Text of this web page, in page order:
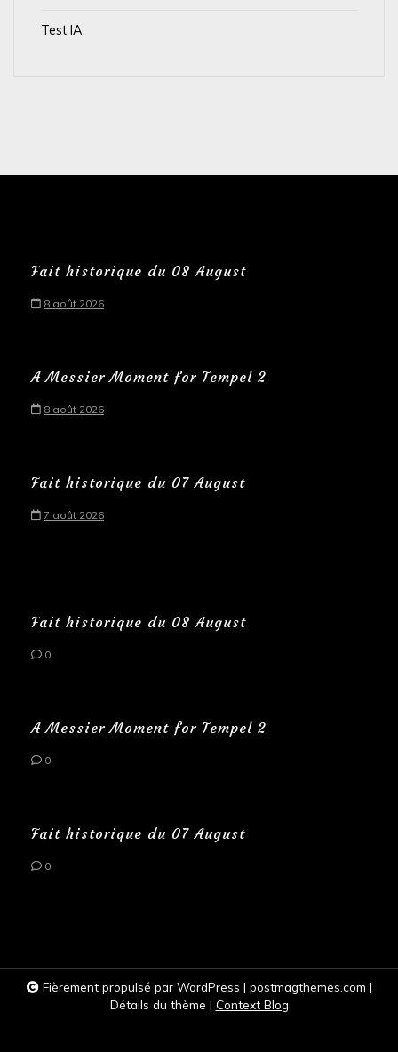
Test IA
Fait historique du 08 August
8 août 2026
A Messier Moment for Tempel 2
8 août 2026
Fait historique du 07 August
7 août 2026
Fait historique du 08 August
0
A Messier Moment for Tempel 2
0
Fait historique du 07 August
0
Fièrement propulsé par WordPress | postmagthemes.com |
Détails du thème | Context Blog